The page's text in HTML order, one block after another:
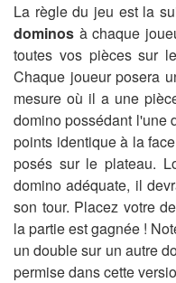
La règle du jeu est la
dominos à chaque
toutes vos pièces sur
Chaque joueur posera
mesure où il a une
domino possédant l'une
points identique à la
posés sur le plateau.
domino adéquate, il
son tour. Placez votre
la partie est gagnée !
un double sur un autre
permise dans cette